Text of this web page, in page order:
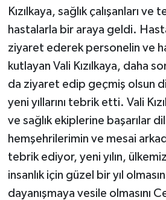
Kızılkaya, sağlık çalışanları
hastalarla bir araya geldi.
ziyaret ederek personelin ve
kutlayan Vali Kızılkaya, daha
da ziyaret edip geçmiş olsun
yeni yıllarını tebrik etti. Vali
ve sağlık ekiplerine başarılar
hemşehrilerimin ve mesai
tebrik ediyor, yeni yılın,
insanlık için güzel bir yıl
dayanışmaya vesile olmasını